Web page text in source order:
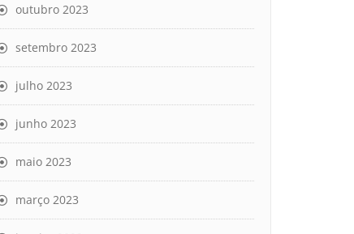
outubro 2023
setembro 2023
julho 2023
junho 2023
maio 2023
março 2023